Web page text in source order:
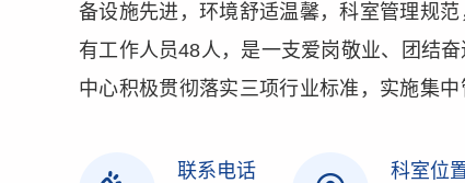
备设施先进，环境舒适温馨，科室管理规
有工作人员48人，是一支爱岗敬业、团结
中心积极贯彻落实三项行业标准，实施集
念，拓展服务内涵，提升服务技能，提高专
联系电话
科室位